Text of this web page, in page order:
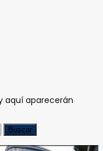
aquí aparecerán